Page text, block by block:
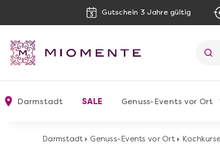
Gutschein 3 Jahre gültig
Darmstadt SALE Genuss-Events vor Ort
Darmstadt Genuss-Events vor Ort